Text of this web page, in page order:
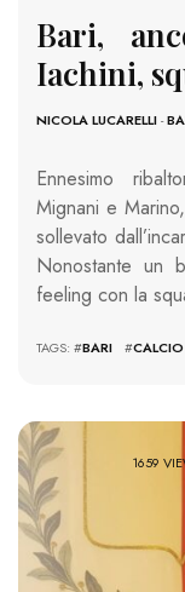
Bari,
Iachini,
NICOLA LUCARELLI-
Ennesimo
Mignani e
sollevato
Nonostante un
feeling con la
TAGS: #BARI #CALCIO
1659